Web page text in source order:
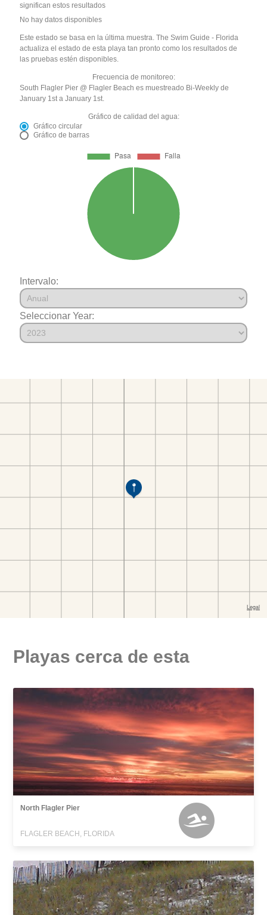
significan estos resultados
No hay datos disponibles
Este estado se basa en la última muestra. The Swim Guide - Florida
actualiza el estado de esta playa tan pronto como los resultados de
las pruebas estén disponibles.
Frecuencia de monitoreo:
South Flagler Pier @ Flagler Beach es muestreado Bi-Weekly de
January 1st a January 1st.
Gráfico de calidad del agua:
Gráfico circular
Gráfico de barras
Intervalo:
Seleccionar Year:
Playas cerca de esta
North Flagler Pier
FLAGLER BEACH, FLORIDA